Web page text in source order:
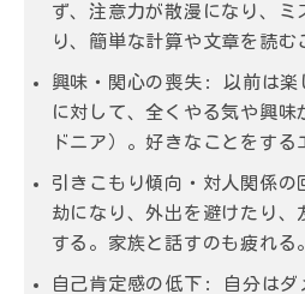
ず、注意力が散漫になり、ミ
り、簡単な計算や文章を読む
興味・関心の喪失:
以前は楽
に対して、全くやる気や興味
ドニア）。好きなことをする
引きこもり傾向・対人関係の
劫になり、外出を避けたり、
する。家族と話すのも疲れる
自己肯定感の低下:
自分はダ